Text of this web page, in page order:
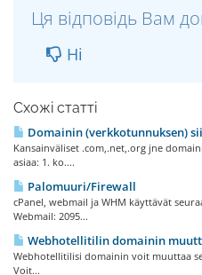
Ця відповідь Вам
Ні
Схожі статті
Domainin (verkkotunnuksen)
Kansainväliset .com,.net,.org jne
asiaa: 1. ko....
Palomuuri/Firewall
cPanel, webmail ja WHM käyttävät
Webmail: 2095...
Webhotellitilin domainin
Webhotellitilisi domainin voit muuttaa
Voit...